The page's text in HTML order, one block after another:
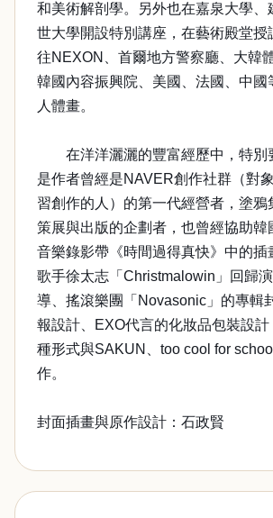
和美術解剖學。另外也在嘉泉大學、
世大學開設特別講座，在藝術殿堂授
往NEXON、首爾地方警察廳、大韓
韓國內容振興院、美國、法國、中國
人體畫。
在洋洋灑灑的豐富經歷中，特別
是作者曾經是NAVER創作社群（對
習創作的人）的第一代經營者，塗鴉
策展與出版的企劃者，也曾經協助韓
音樂錄影帶《時間過得真快》中的插
歌手徐太志「Christmalowin」回歸
導、搖滾樂團「Novasonic」的專輯
報設計、EXO代言的化妝品包裝設
種形式與SAKUN、too cool for
作。
封面插畫與原作設計：石政賢